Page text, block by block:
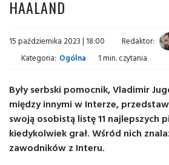
HAALAND
15 października 2023 | 18:00 Redaktor:
Kategoria: Ogólna 1 min. czytania
Były serbski pomocnik, Vladimir
między innymi w Interze,
swoją osobistą listę 11 najlepszych
kiedykolwiek grał. Wśród nich
zawodników z Interu.